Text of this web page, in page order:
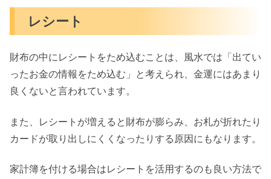
レシート
財布の中にレシートをため込むことは、風水では「出てい
ったお金の情報をため込む」と考えられ、金運にはあまり
良くないと言われています。
また、レシートが増えると財布が膨らみ、お札が折れたり
カードが取り出しにくくなったりする原因にもなります。
家計簿を付ける場合はレシートを活用するのも良い方法で